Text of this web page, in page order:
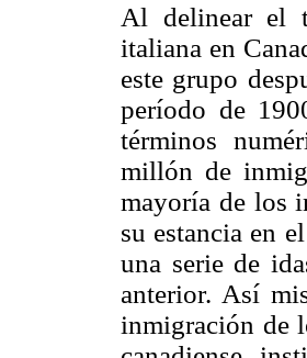
Al delinear el
italiana en
este grupo
período de
términos
millón de
mayoría de los
su estancia en
una serie de
anterior. Así
inmigración de